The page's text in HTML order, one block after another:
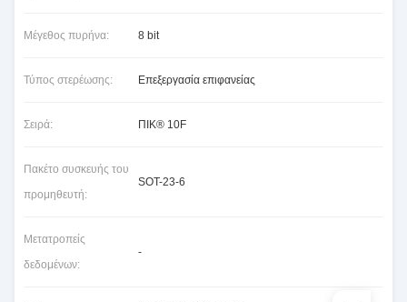
Μέγεθος πυρήνα: 8 bit
Τύπος στερέωσης: Επεξεργασία επιφανείας
Σειρά: ΠΙΚ® 10F
Πακέτο συσκευής του
προμηθευτή:
SOT-23-6
Μετατροπείς
δεδομένων:
-